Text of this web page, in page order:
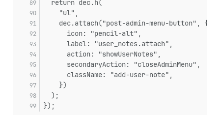
  return dec.h(
    "ul",
    dec.attach("post-admin-menu-button", {
      icon: "pencil-alt",
      label: "user_notes.attach",
      action: "showUserNotes",
      secondaryAction: "closeAdminMenu",
      className: "add-user-note",
    })
  );
});